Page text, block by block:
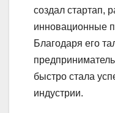
создал стартап,
инновационные
Благодаря его
быстро стала
индустрии.